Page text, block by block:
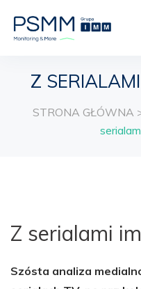
Z
STRONA GŁÓWNA
Z serialami
Szósta analiza